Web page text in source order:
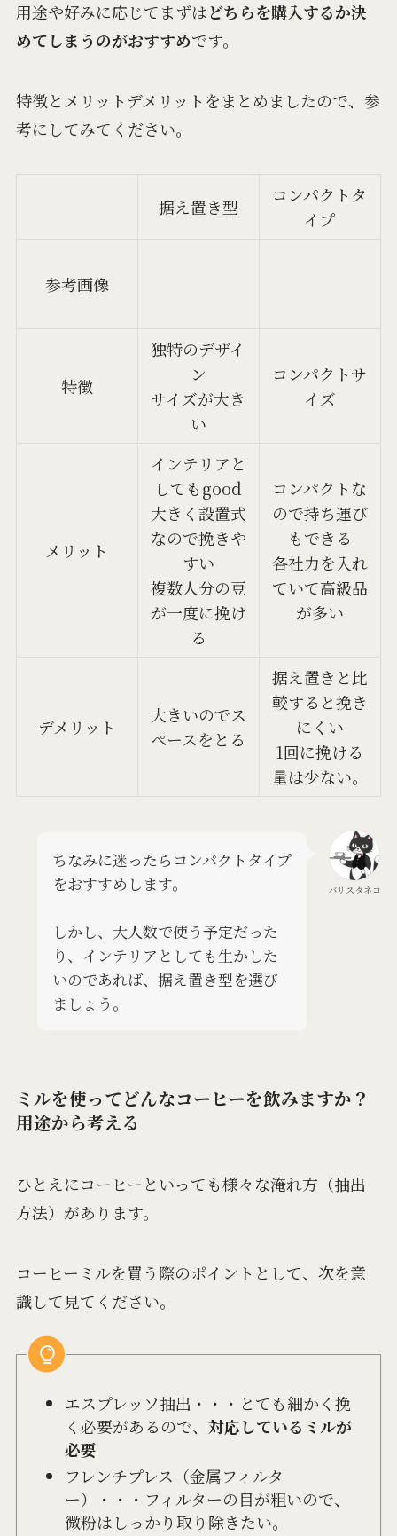
用途や好みに応じてまずはどちらを購入するか決
めてしまうのがおすすめです。
特徴とメリットデメリットをまとめましたので、参
考にしてみてください。
据え置き型
コンパクトタ
イプ
参考画像
特徴
独特のデザイ
ン
サイズが大き
い
コンパクトサ
イズ
メリット
インテリアと
してもgood
大きく設置式
なので挽きや
すい
複数人分の豆
が一度に挽け
る
コンパクトな
ので持ち運び
もできる
各社力を入れ
ていて高級品
が多い
デメリット
大きいのでス
ペースをとる
据え置きと比
較すると挽き
にくい
1回に挽ける
量は少ない。
バリスタネコ
ちなみに迷ったらコンパクトタイプ
をおすすめします。
しかし、大人数で使う予定だった
り、インテリアとしても生かした
いのであれば、据え置き型を選び
ましょう。
ミルを使ってどんなコーヒーを飲みますか？
用途から考える
ひとえにコーヒーといっても様々な淹れ方（抽出
方法）があります。
コーヒーミルを買う際のポイントとして、次を意
識して見てください。
エスプレッソ抽出・・・とても細かく挽
く必要があるので、 対応しているミルが
必要
フレンチプレス（金属フィルタ
ー）・・・フィルターの目が粗いので、
微粉はしっかり取り除きたい。